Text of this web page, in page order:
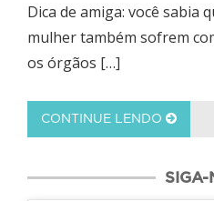
Dica de amiga: você sabia
mulher também sofrem
os órgãos […]
CONTINUE LENDO
SIGA-